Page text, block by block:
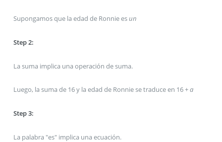
Supongamos que la edad de Ronnie esun
Step 2:
La suma implica una operación de suma.
Luego, la suma de 16 y la edad de Ronnie se traduce en 16 +a
Step 3:
La palabra "es" implica una ecuación.